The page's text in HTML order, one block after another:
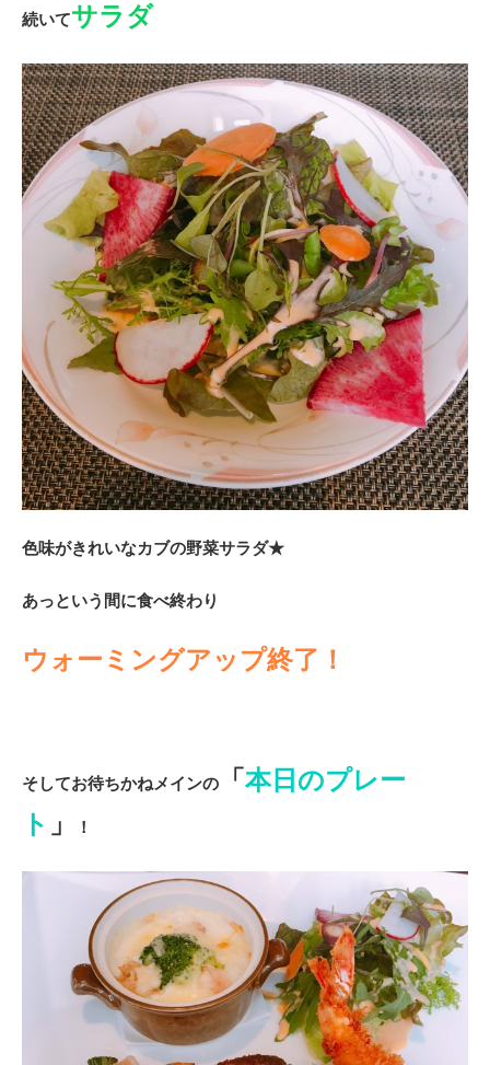
続いてサラダ
色味がきれいなカブの野菜サラダ★
あっという間に食べ終わり
ウォーミングアップ終了！
そしてお待ちかねメインの 「 本日のプレー
ト 」 ！